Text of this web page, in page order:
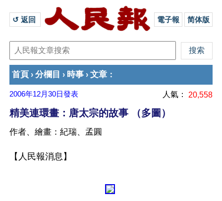
↺ 返回 電子報 简体版
首頁 › 分欄目 › 時事 › 文章 ：
2006年12月30日發表 人氣： 20,558
精美連環畫：唐太宗的故事 （多圖）
作者、繪畫：紀瑞、孟圓
【人民報消息】